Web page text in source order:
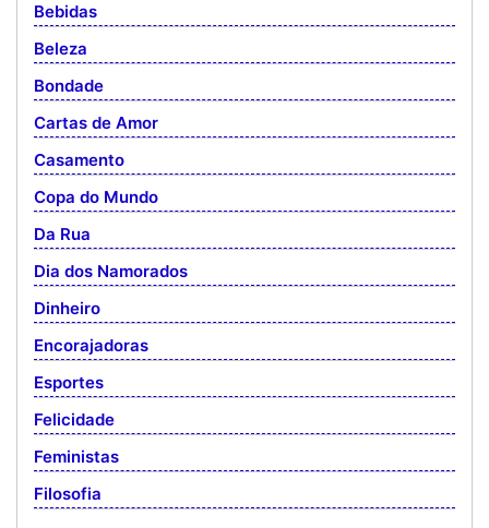
Bebidas
Beleza
Bondade
Cartas de Amor
Casamento
Copa do Mundo
Da Rua
Dia dos Namorados
Dinheiro
Encorajadoras
Esportes
Felicidade
Feministas
Filosofia